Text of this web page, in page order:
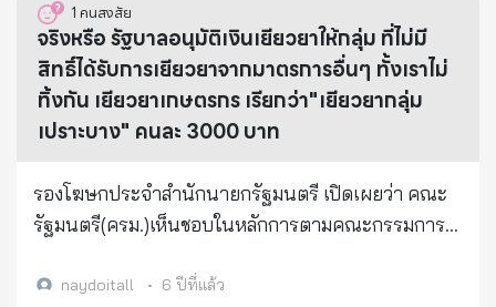
1 คนสงสัย
จริงหรือ รัฐบาลอนุมัติเงินเยียวยาให้กลุ่ม ที่ไม่มี
สิทธิ์ได้รับการเยียวยาจากมาตรการอื่นๆ ทั้งเราไม่
ทิ้งกัน เยียวยาเกษตรกร เรียกว่า"เยียวยากลุ่ม
เปราะบาง" คนละ 3000 บาท
รองโฆษกประจำสำนักนายกรัฐมนตรี เปิดเผยว่า คณะ
รัฐมนตรี(ครม.)เห็นชอบในหลักการตามคณะกรรมการ
มั่นคงของมนุษย์(พม.)เสนอ ให้จ่ายเงิน "เยียวยากลุ่ม
naydoitall • 6 ปีที่แล้ว